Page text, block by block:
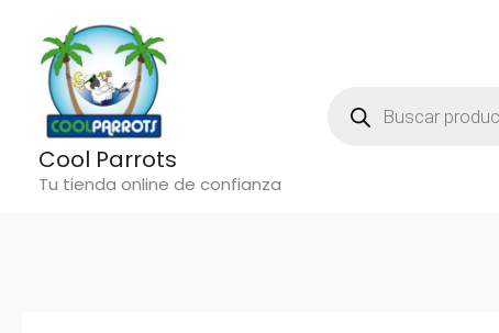
contenido
Cool Parrots
Tu tienda online de confianza
Productos